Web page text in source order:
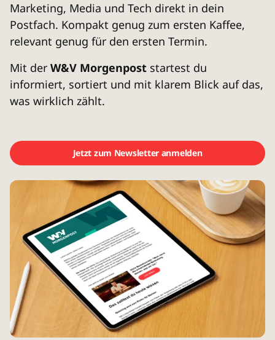
Marketing, Media und Tech direkt in dein
Postfach. Kompakt genug zum ersten Kaffee,
relevant genug für den ersten Termin.
Mit der W&V Morgenpost startest du
informiert, sortiert und mit klarem Blick auf das,
was wirklich zählt.
Jetzt zum Newsletter anmelden